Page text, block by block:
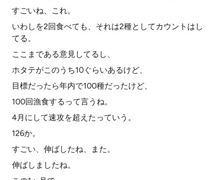
すごいね、これ。
いわしを2回食べても、それは2種としてカウントはし
てる。
ここまである意見してるし、
ホタテがこのうち10ぐらいあるけど、
目標だったら年内で100種だったけど、
100回漁食するって言うね。
4月にして速攻を超えたっていう。
126か。
すごい、伸ばしたね、また。
伸ばしましたね。